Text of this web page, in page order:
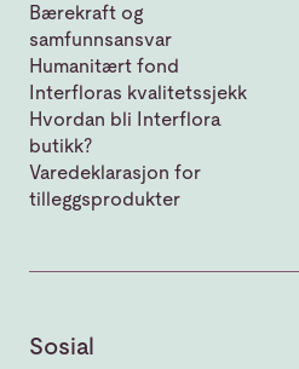
Bærekraft og
samfunnsansvar
Humanitært fond
Interfloras kvalitetssjekk
Hvordan bli Interflora
butikk?
Varedeklarasjon for
tilleggsprodukter
Sosial